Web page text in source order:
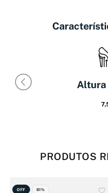
Altura
PRODUTOS
OFF 61%